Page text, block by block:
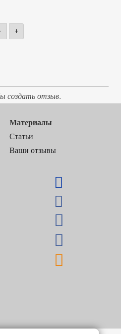
- +
создать отзыв.
Материалы
Статьи
Ваши отзывы